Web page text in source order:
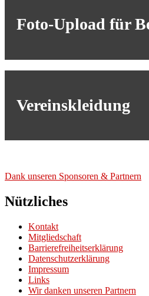
Foto-Upload für
Vereinskleidung
Dank unse­ren Spon­so­ren & Part­nern
Nützliches
Kontakt
Mitgliedschaft
Barrierefreiheitserklärung
Datenschutzerklärung
Impressum
Links
Wir danken unseren Partnern